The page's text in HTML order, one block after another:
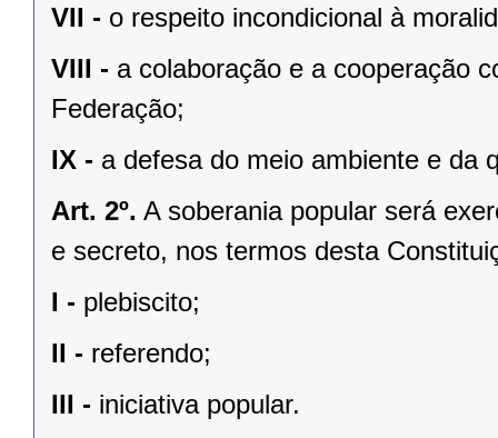
VII - o respeito incondicional à
VIII - a colaboração e a cooperação
Federação;
IX - a defesa do meio ambiente e da
Art. 2º. A soberania popular será
e secreto, nos termos desta
I - plebiscito;
II - referendo;
III - iniciativa popular.